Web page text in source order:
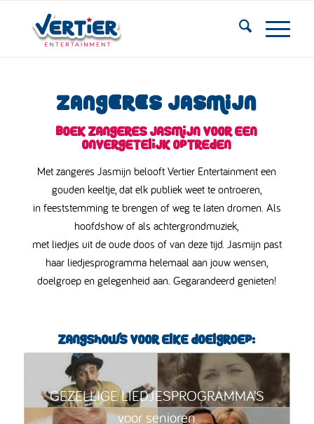
ZANGERES JASMIJN
Boek zangeres Jasmijn voor een
onvergetelijk optreden
Met zangeres Jasmijn belooft Vertier Entertainment een
gouden keeltje, dat elk publiek weet te ontroeren,
in feeststemming te brengen of weg te laten dromen. Als
hoofdshow of als achtergrondmuziek,
met liedjes uit de oude doos of van deze tijd. Jasmijn past
haar liedjesprogramma helemaal aan jouw wensen,
doelgroep en gelegenheid aan. Gegarandeerd genieten!
Zangshows voor elke doelgroep:
GEZELLIGE LIEDJESPROGRAMMA’S
voor senioren